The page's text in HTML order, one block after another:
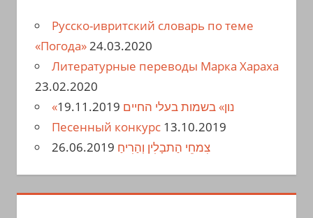
Русско-ивритский словарь по теме
«Погода»24.03.2020
Литературные переводы Марка Хараха
23.02.2020
«נון» בשמות בעלי החיים 19.11.2019
Песенный конкурс 13.10.2019
צִמחֵי הַתבָלִין וְהַרִיחַ 26.06.2019